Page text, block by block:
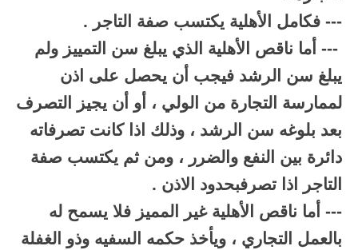
--- فكامل الأهلية يكتسب صفة التاجر .
--- أما ناقص الأهلية الذي يبلغ سن التمييز ولم
يبلغ سن الرشد فيجب أن يحصل على اذن
لممارسة التجارة من الولي ، أو أن يجيز التصرف
بعد بلوغه سن الرشد ، وذلك اذا كانت تصرفاته
دائرة بين النفع والضرر ، ومن ثم يكتسب صفة
التاجر اذا تصرفبحدود الاذن .
--- أما ناقص الأهلية غير المميز فلا يسمح له
بالعمل التجاري ، ويأخذ حكمه السفيه وذو الغفلة